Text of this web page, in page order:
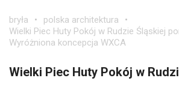
bryła
polska architektura
Wielki Piec Huty Pokój w Rudzie Śląskiej
Wyróżniona koncepcja WXCA
Wielki Piec Huty Pokój w